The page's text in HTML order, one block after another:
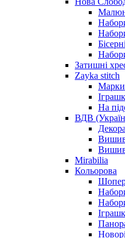
Затишні
Zayka stitch
Марки
На
ВДВ
Mirabilia
Кольорова